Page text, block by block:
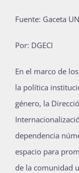
Fuente: Gaceta
Por: DGECI
En el marco de
la política
género, la
dependencia
espacio para
de la comunidad